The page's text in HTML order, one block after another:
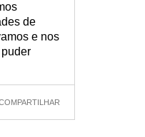
de
e nos